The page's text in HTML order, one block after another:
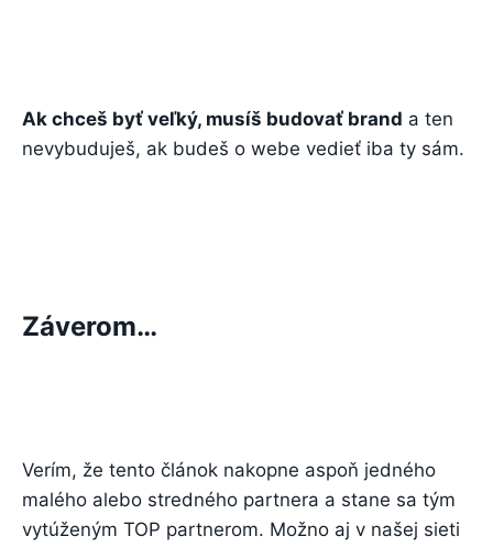
Ak chceš byť veľký, musíš budovať brand a ten
nevybuduješ, ak budeš o webe vedieť iba ty sám.
Záverom…
Verím, že tento článok nakopne aspoň jedného
malého alebo stredného partnera a stane sa tým
vytúženým TOP partnerom. Možno aj v našej sieti